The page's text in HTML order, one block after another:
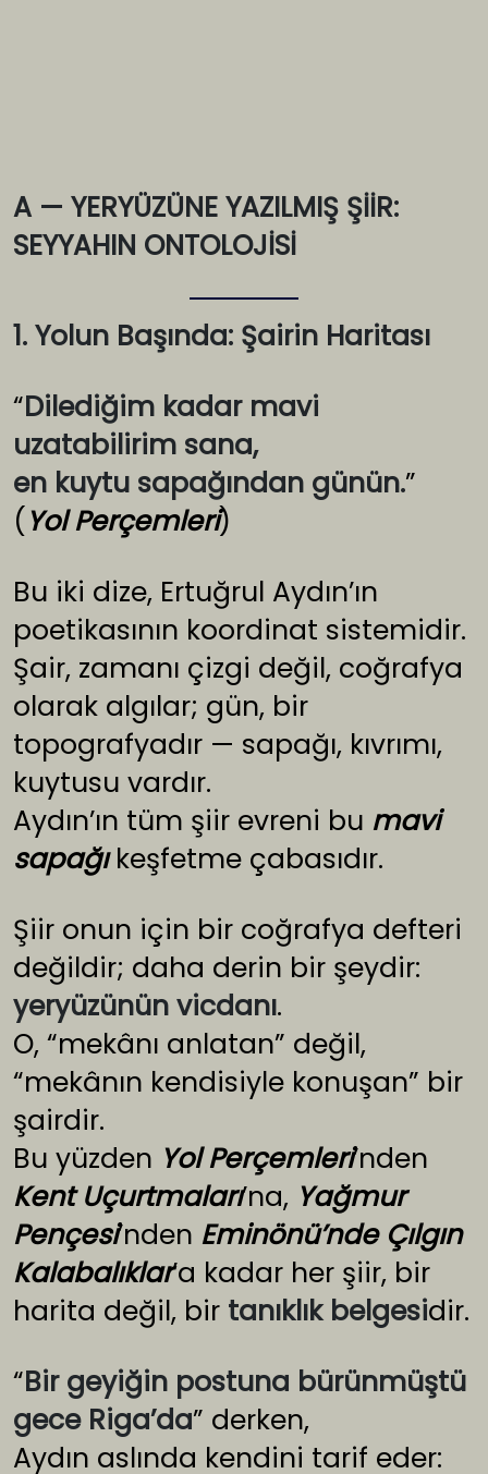
A — YERYÜZÜNE YAZILMIŞ ŞİİR:
SEYYAHIN ONTOLOJİSİ
1. Yolun Başında: Şairin Haritası
“Dilediğim kadar mavi
uzatabilirim sana,
en kuytu sapağından günün.”
( Yol Perçemleri)
Bu iki dize, Ertuğrul Aydın’ın
poetikasının koordinat sistemidir.
Şair, zamanı çizgi değil, coğrafya
olarak algılar; gün, bir
topografyadır — sapağı, kıvrımı,
kuytusu vardır.
Aydın’ın tüm şiir evreni bu mavi
sapağıkeşfetme çabasıdır.
Şiir onun için bir coğrafya defteri
değildir; daha derin bir şeydir:
yeryüzünün vicdanı.
O, “mekânı anlatan” değil,
“mekânın kendisiyle konuşan” bir
şairdir.
Bu yüzden Yol Perçemleri’nden
Kent Uçurtmaları’na, Yağmur
Pençesi’nden Eminönü’nde Çılgın
Kalabalıklar’a kadar her şiir, bir
harita değil, bir tanıklık belgesidir.
“Bir geyiğin postuna bürünmüştü
gece Riga’da” derken,
Aydın aslında kendini tarif eder: